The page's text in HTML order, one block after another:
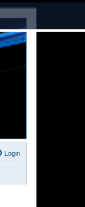
Login